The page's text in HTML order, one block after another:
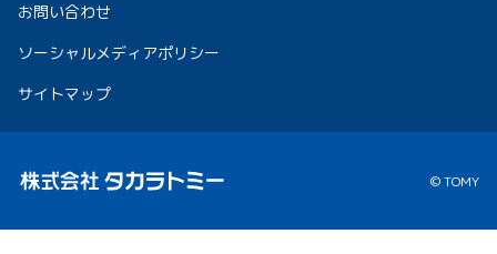
お問い合わせ
ソーシャルメディアポリシー
サイトマップ
© TOMY